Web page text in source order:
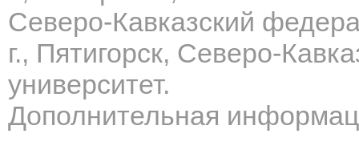
Северо-Кавказский
г., Пятигорск, Северо-
университет.
Дополнительная